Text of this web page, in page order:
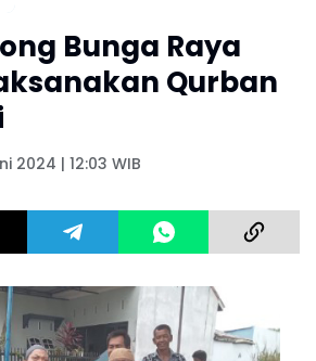
Bunga Raya
Qurban
2024 | 12:03 WIB